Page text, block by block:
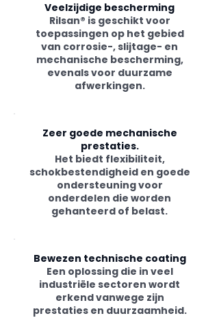
Veelzijdige bescherming
Rilsan® is geschikt voor
toepassingen op het gebied
van corrosie-, slijtage- en
mechanische bescherming,
evenals voor duurzame
afwerkingen.
Zeer goede mechanische
prestaties.
Het biedt flexibiliteit,
schokbestendigheid en goede
ondersteuning voor
onderdelen die worden
gehanteerd of belast.
Bewezen technische coating
Een oplossing die in veel
industriële sectoren wordt
erkend vanwege zijn
prestaties en duurzaamheid.